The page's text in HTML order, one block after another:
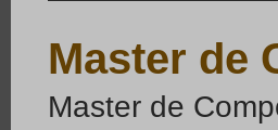
Master de
Master de